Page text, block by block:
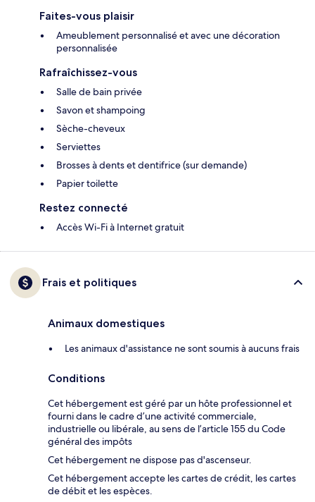
Faites-vous plaisir
Ameublement personnalisé et avec une décoration
personnalisée
Rafraîchissez-vous
Salle de bain privée
Savon et shampoing
Sèche-cheveux
Serviettes
Brosses à dents et dentifrice (sur demande)
Papier toilette
Restez connecté
Accès Wi-Fi à Internet gratuit
Frais et politiques
Animaux domestiques
Les animaux d'assistance ne sont soumis à aucuns frais
Conditions
Cet hébergement est géré par un hôte professionnel et
fourni dans le cadre d’une activité commerciale,
industrielle ou libérale, au sens de l’article 155 du Code
général des impôts
Cet hébergement ne dispose pas d'ascenseur.
Cet hébergement accepte les cartes de crédit, les cartes
de débit et les espèces.